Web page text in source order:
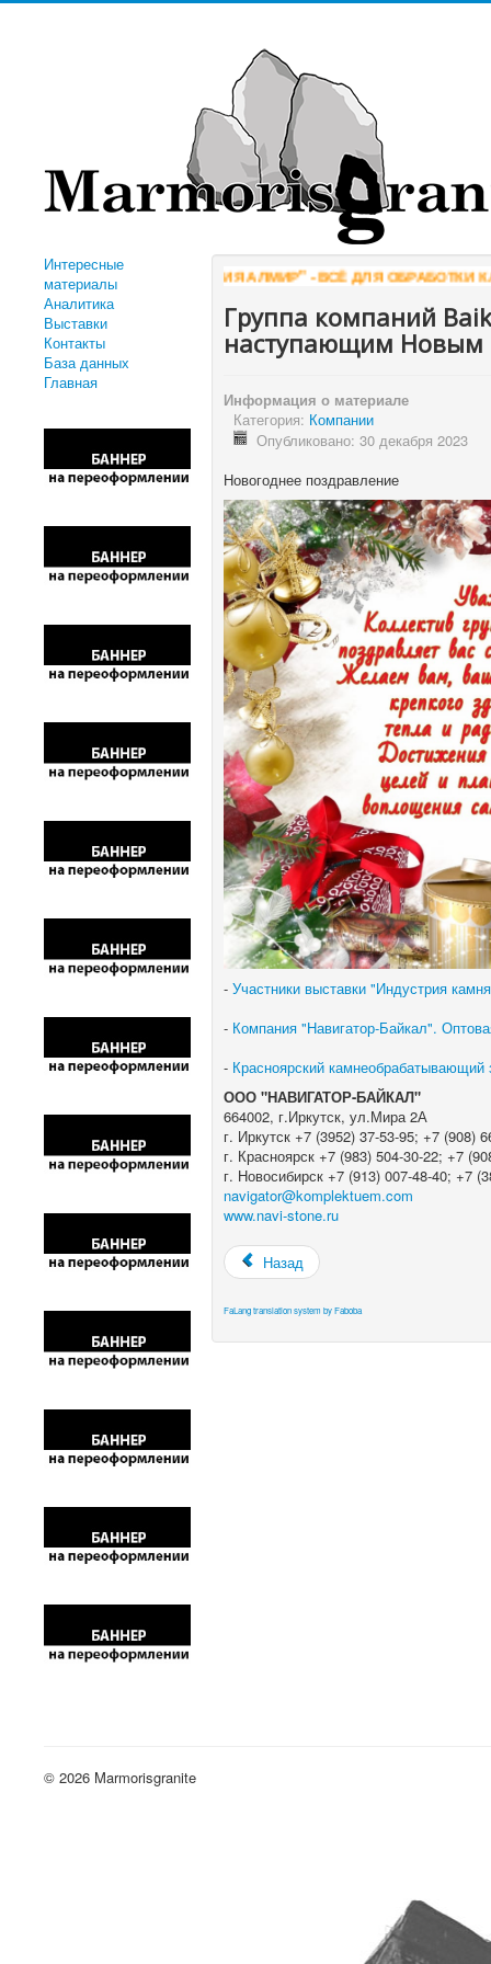
Интересные
материалы
Аналитика
Выставки
Контакты
База данных
Главная
"КОМПАНИЯ АЛМИР" - ВСЁ ДЛЯ ОБРАБОТКИ КАМНЯ
Группа компаний
наступающим Новым
Информация о материале
Категория: Компании
Опубликовано: 30 декабря 2023
Новогоднее поздравление
-Участники выставки "Индустрия
- Компания "Навигатор-Байкал".
- Красноярский
ООО "НАВИГАТОР-БАЙКАЛ"
664002, г.Иркутск, ул.Мира 2А
г. Иркутск +7 (3952) 37-53-95; +7 (908)
г. Красноярск +7 (983) 504-30-22; +7
г. Новосибирск +7 (913) 007-48-40; +7
navigator@komplektuem.com
www.navi-stone.ru
Назад
FaLang translation system by Faboba
© 2026 Marmorisgranite